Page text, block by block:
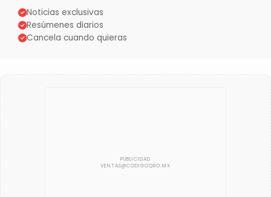
Noticias exclusivas
Resúmenes diarios
Cancela cuando quieras